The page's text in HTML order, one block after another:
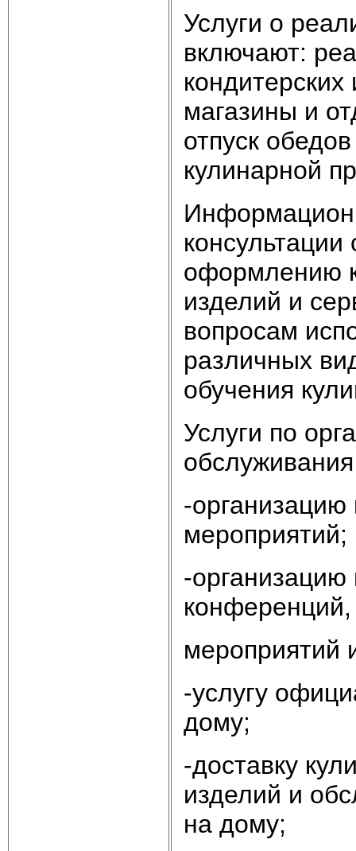
Услуги o
включают:
магазины и
отпуск
кулинарной
оформлению
изделий и
вопросам
различных
обучения
Услуги по
-
мероприятий;
-организацию
мероприятий
-услугу
дому;
-доставку
изделий и
на дому;